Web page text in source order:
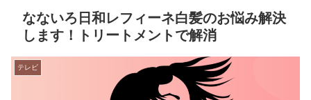
なないろ日和レフィーネ白髪のお悩み解決
します！トリートメントで解消
テレビ